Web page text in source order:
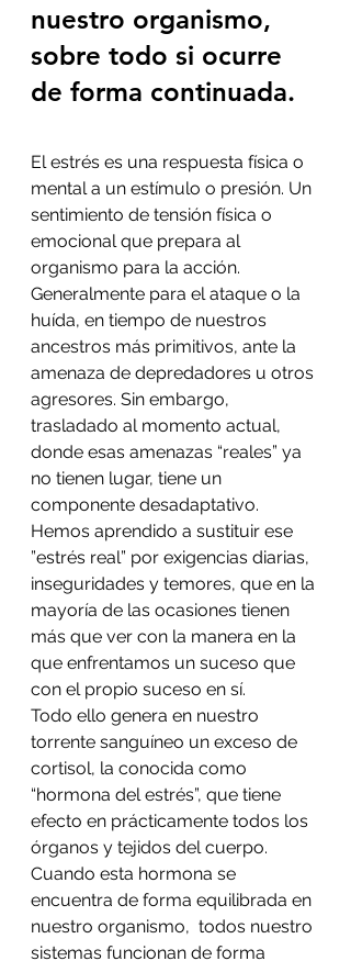
nuestro organismo,
sobre todo si ocurre
de forma continuada.
El estrés es una respuesta física o
mental a un estímulo o presión. Un
sentimiento de tensión física o
emocional que prepara al
organismo para la acción.
Generalmente para el ataque o la
huída, en tiempo de nuestros
ancestros más primitivos, ante la
amenaza de depredadores u otros
agresores. Sin embargo,
trasladado al momento actual,
donde esas amenazas “reales” ya
no tienen lugar, tiene un
componente desadaptativo.
Hemos aprendido a sustituir ese
”estrés real” por exigencias diarias,
inseguridades y temores, que en la
mayoría de las ocasiones tienen
más que ver con la manera en la
que enfrentamos un suceso que
con el propio suceso en sí.
Todo ello genera en nuestro
torrente sanguíneo un exceso de
cortisol, la conocida como
“hormona del estrés”, que tiene
efecto en prácticamente todos los
órganos y tejidos del cuerpo.
Cuando esta hormona se
encuentra de forma equilibrada en
nuestro organismo,  todos nuestro
sistemas funcionan de forma